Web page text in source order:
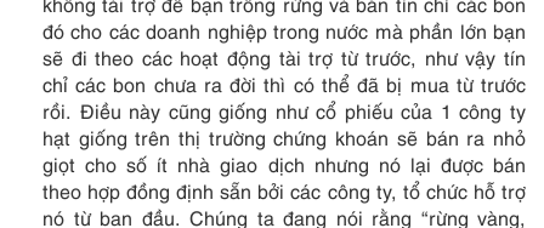
đó cho các doanh nghiệp trong nước mà phần lớn bạn
sẽ đi theo các hoạt động tài trợ từ trước, như vậy tín
chỉ các bon chưa ra đời thì có thể đã bị mua từ trước
rồi. Điều này cũng giống như cổ phiếu của 1 công ty
hạt giống trên thị trường chứng khoán sẽ bán ra nhỏ
giọt cho số ít nhà giao dịch nhưng nó lại được bán
theo hợp đồng định sẵn bởi các công ty, tổ chức hỗ trợ
nó từ ban đầu. Chúng ta đang nói rằng “rừng vàng,